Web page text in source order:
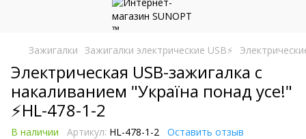
Зажигалки Зажигалки электрические USB⚡️
Электрическая USB-зажигалка с
накаливанием "Україна понад усе!"
⚡HL-478-1-2
В наличии Артикул: HL-478-1-2 Оставить отзыв